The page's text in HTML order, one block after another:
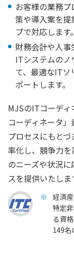
お客様の業務
策や導入案を
プで対応します。
財務会計や人
ITシステムのノ
て、最適なITソ
ポートします。
MJSのITコーデ
コーディネータ
プロセスにもと
率化し、競争力
のニーズや状況
スを提供いたしま
経済
特定
る資
149名